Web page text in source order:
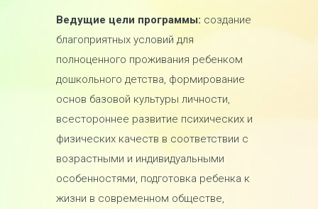
Ведущие цели программы: создание
благоприятных условий для
полноценного проживания ребенком
дошкольного детства, формирование
основ базовой культуры личности,
всестороннее развитие психических и
физических качеств в соответствии с
возрастными и индивидуальными
особенностями, подготовка ребенка к
жизни в современном обществе,